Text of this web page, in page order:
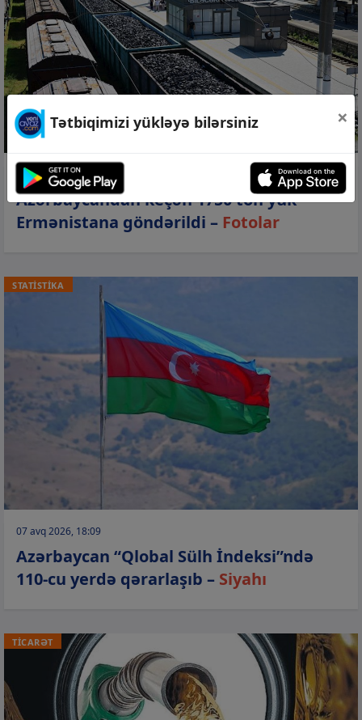
08 avq 2026, 12:17
Azərbaycandan keçən 1750 ton yük
Ermənistana göndərildi – Fotolar
STATİSTİKA
07 avq 2026, 18:09
Azərbaycan “Qlobal Sülh İndeksi”ndə
110-cu yerdə qərarlaşıb – Siyahı
TİCARƏT
Tətbiqimizi yükləyə bilərsiniz ×